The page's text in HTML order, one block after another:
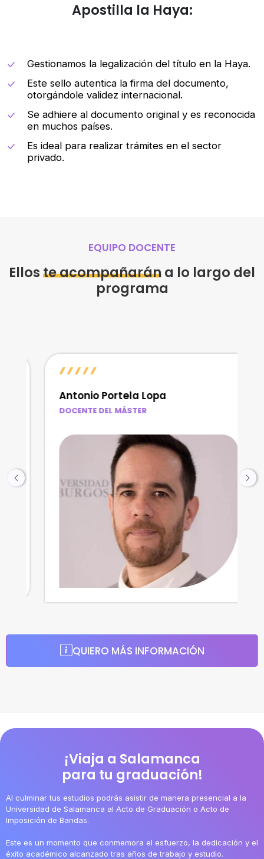
Apostilla la Haya:
Gestionamos la legalización del título en la Haya.
Este sello autentica la firma del documento,
otorgándole validez internacional.
Se adhiere al documento original y es reconocida
en muchos países.
Es ideal para realizar trámites en el sector
privado.
EQUIPO DOCENTE
Elloste acompañarána lo largo del
programa
Antonio Portela Lopa
DOCENTE DEL MÁSTER
QUIERO MÁS INFORMACIÓN
¡Viaja a Salamanca
para tu graduación!
Al culminar tus estudios podrás asistir de manera presencial a la
Universidad de Salamanca al Acto de Graduación o Acto de
Imposición de Bandas.
Este es un momento que conmemora el esfuerzo, la dedicación y el
éxito académico alcanzado tras años de trabajo y estudio.